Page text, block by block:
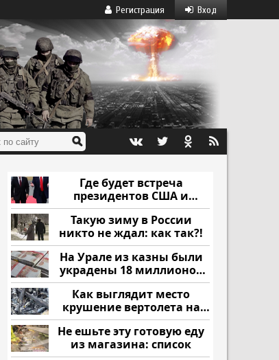
Вход
Регистрация
Где будет встреча
президентов США и
России: Европа?
Такую зиму в России
никто не ждал: как так?!
На Урале из казны были
украдены 18 миллионов
рублей
Как выглядит место
крушение вертолета на
Кавказе: смотреть
Не ешьте эту готовую еду
из магазина: список